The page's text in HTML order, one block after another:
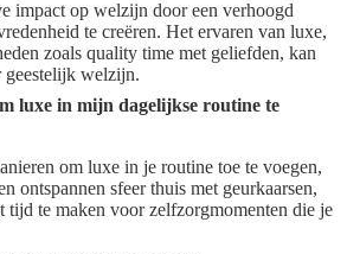
impact op welzijn door een verhoogd
te creëren. Het ervaren van luxe,
zoals quality time met geliefden, kan
geestelijk welzijn.
luxe in mijn dagelijkse routine te
om luxe in je routine toe te voegen,
ontspannen sfeer thuis met geurkaarsen,
tijd te maken voor zelfzorgmomenten die je